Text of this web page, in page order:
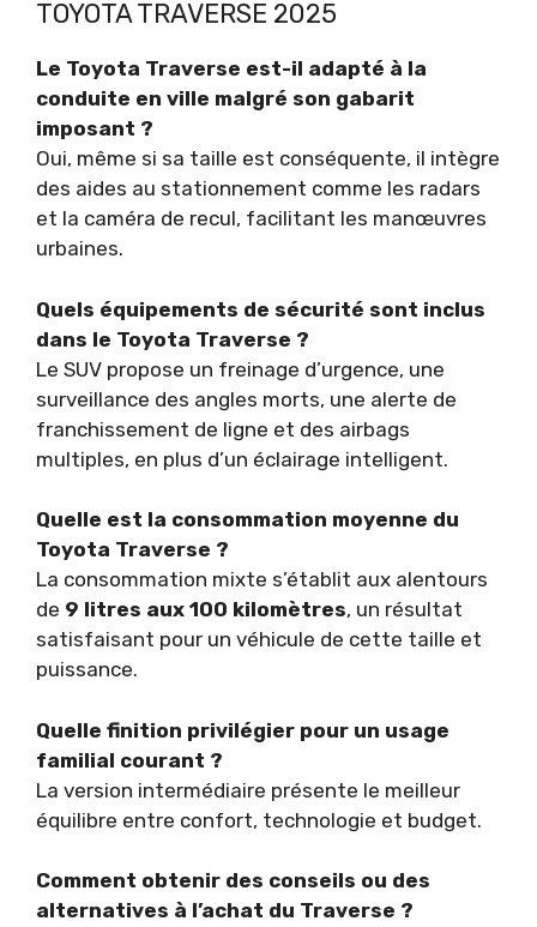
TOYOTA TRAVERSE 2025
Le Toyota Traverse est-il adapté à la
conduite en ville malgré son gabarit
imposant ?
Oui, même si sa taille est conséquente, il intègre
des aides au stationnement comme les radars
et la caméra de recul, facilitant les manœuvres
urbaines.
Quels équipements de sécurité sont inclus
dans le Toyota Traverse ?
Le SUV propose un freinage d’urgence, une
surveillance des angles morts, une alerte de
franchissement de ligne et des airbags
multiples, en plus d’un éclairage intelligent.
Quelle est la consommation moyenne du
Toyota Traverse ?
La consommation mixte s’établit aux alentours
de 9 litres aux 100 kilomètres, un résultat
satisfaisant pour un véhicule de cette taille et
puissance.
Quelle finition privilégier pour un usage
familial courant ?
La version intermédiaire présente le meilleur
équilibre entre confort, technologie et budget.
Comment obtenir des conseils ou des
alternatives à l’achat du Traverse ?